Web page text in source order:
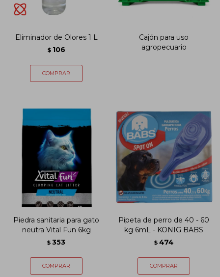
Eliminador de Olores 1 L
$ 106
Cajón para uso
agropecuario
Piedra sanitaria para gato
neutra Vital Fun 6kg
$ 353
Pipeta de perro de 40 - 60
kg 6mL - KONIG BABS
$ 474